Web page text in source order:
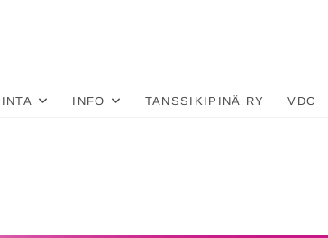
INFO TANSSIKIPINÄ RY VDC